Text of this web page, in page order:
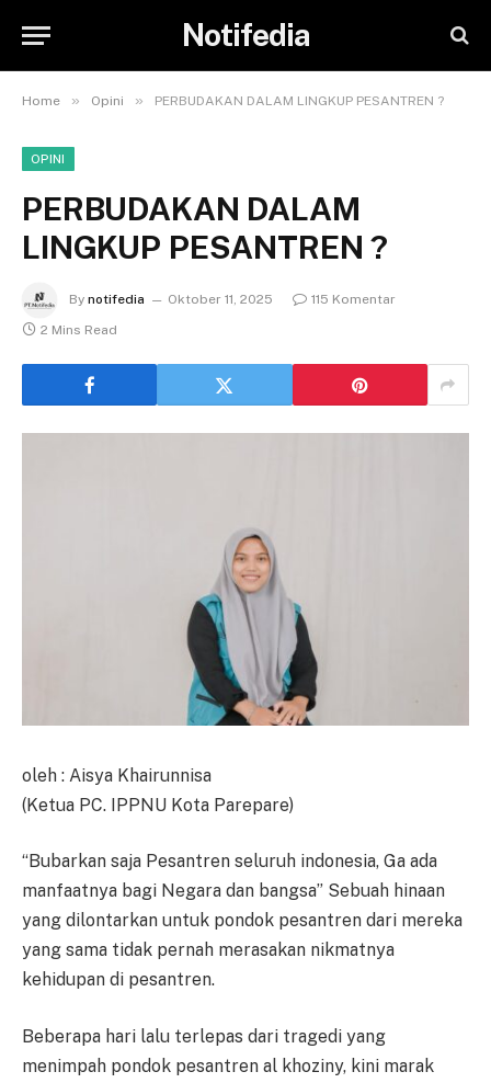
Notifedia
Home » Opini » PERBUDAKAN DALAM LINGKUP PESANTREN ?
OPINI
PERBUDAKAN DALAM
LINGKUP PESANTREN ?
By notifedia Oktober 11, 2025
115 Komentar
2 Mins Read
oleh : Aisya Khairunnisa
(Ketua PC. IPPNU Kota Parepare)
“Bubarkan saja Pesantren seluruh indonesia, Ga ada
manfaatnya bagi Negara dan bangsa” Sebuah hinaan
yang dilontarkan untuk pondok pesantren dari mereka
yang sama tidak pernah merasakan nikmatnya
kehidupan di pesantren.
Beberapa hari lalu terlepas dari tragedi yang
menimpah pondok pesantren al khoziny, kini marak